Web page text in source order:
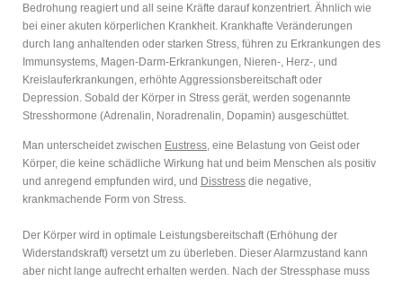
Bedrohung reagiert und all seine Kräfte darauf konzentriert. Ähnlich wie
bei einer akuten körperlichen Krankheit. Krankhafte Veränderungen
durch lang anhaltenden oder starken Stress, führen zu Erkrankungen des
Immunsystems, Magen-Darm-Erkrankungen, Nieren-, Herz-, und
Kreislauferkrankungen, erhöhte Aggressionsbereitschaft oder
Depression. Sobald der Körper in Stress gerät, werden sogenannte
Stresshormone (Adrenalin, Noradrenalin, Dopamin) ausgeschüttet.
Man unterscheidet zwischen Eustress , eine Belastung von Geist oder
Körper, die keine schädliche Wirkung hat und beim Menschen als positiv
und anregend empfunden wird, und Disstress die negative,
krankmachende Form von Stress.
Der Körper wird in optimale Leistungsbereitschaft (Erhöhung der
Widerstandskraft) versetzt um zu überleben. Dieser Alarmzustand kann
aber nicht lange aufrecht erhalten werden. Nach der Stressphase muss